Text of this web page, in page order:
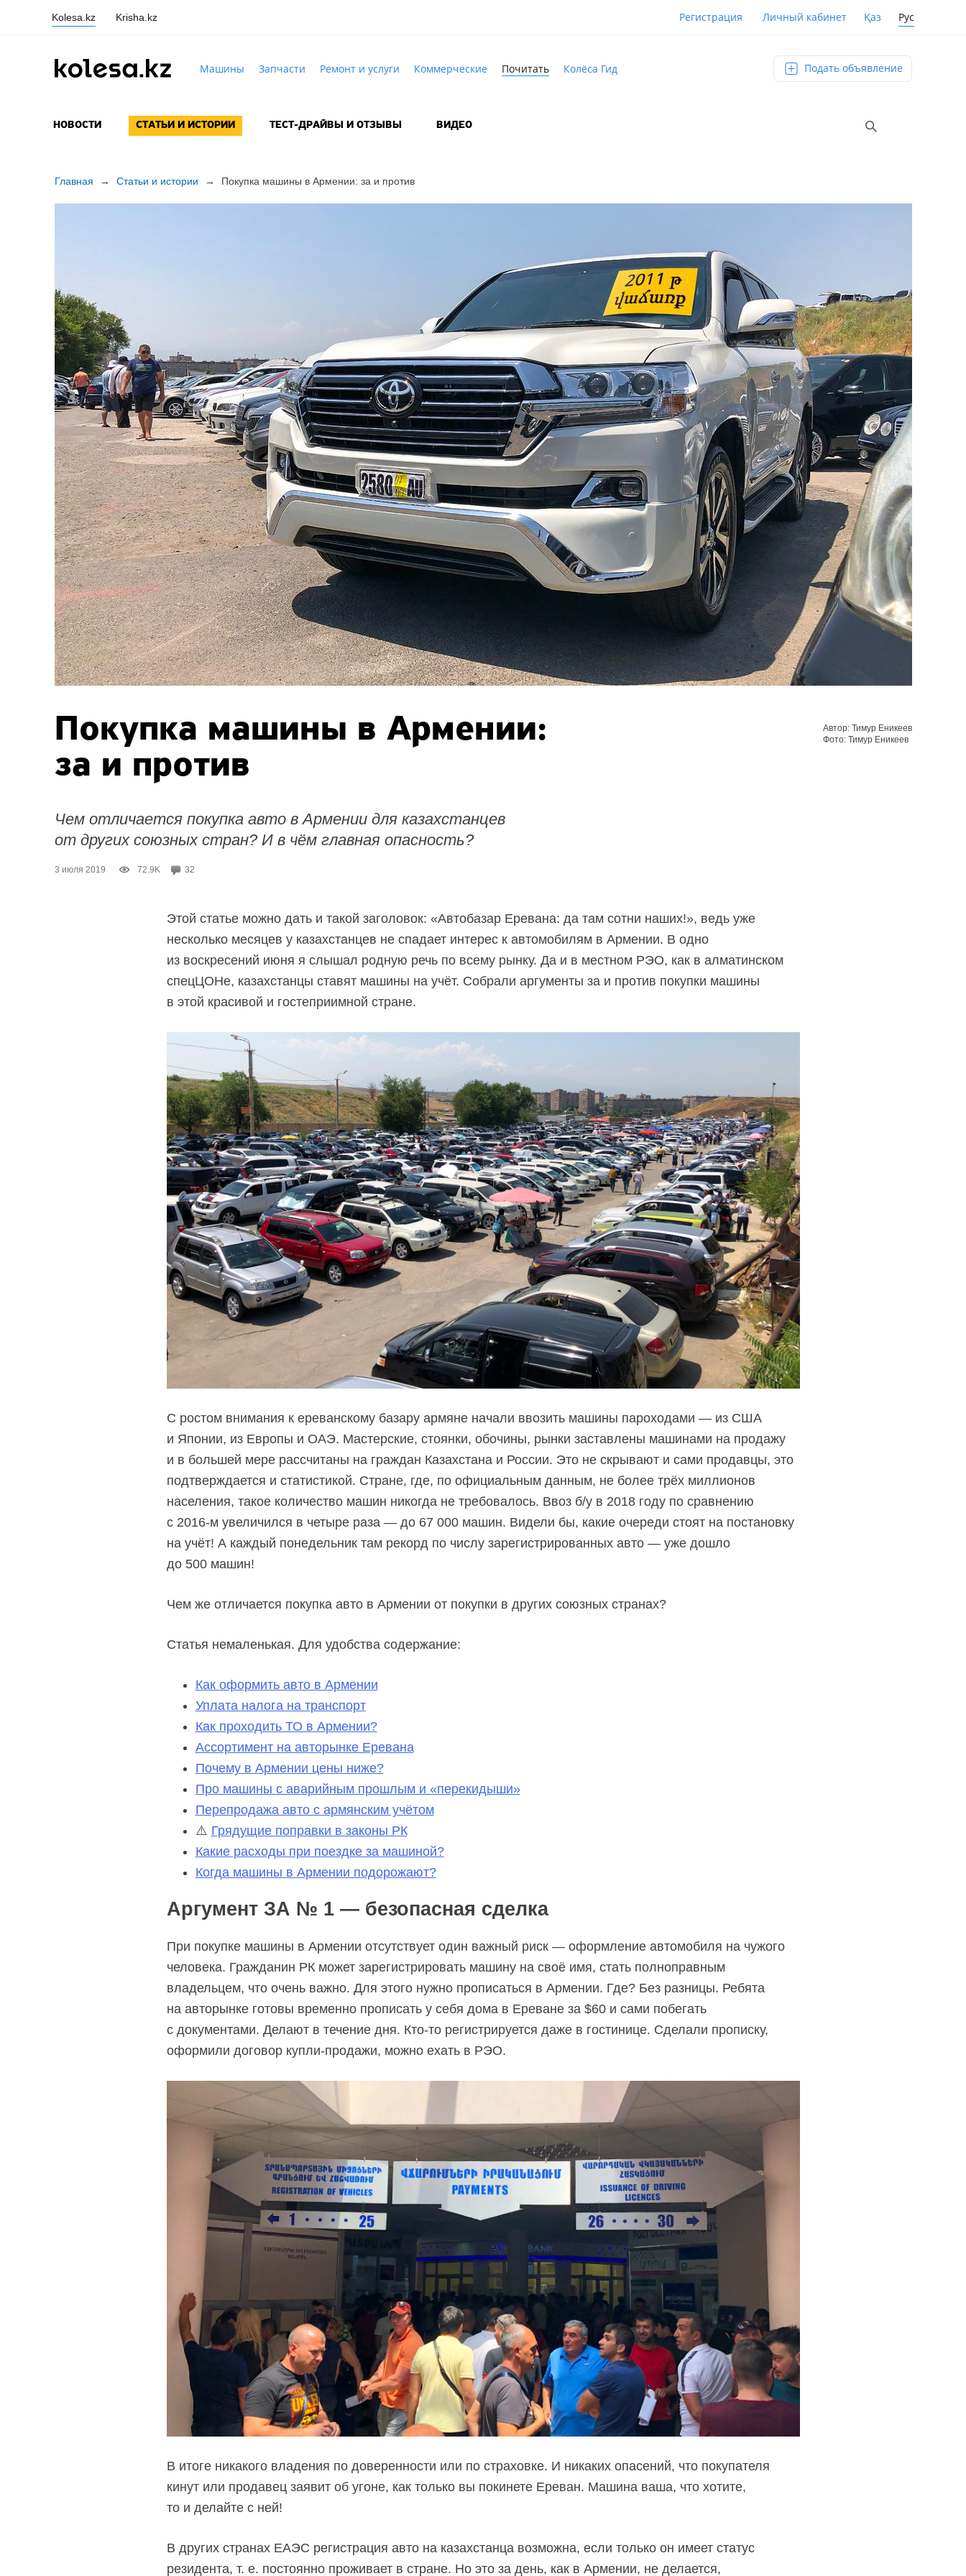
Kolesa.kz Krisha.kz Регистрация Личный кабинет Қаз Рус
Машины Запчасти Ремонт и услуги Коммерческие Почитать Колёса Гид Подать объявление
НОВОСТИ СТАТЬИ И ИСТОРИИ ТЕСТ-ДРАЙВЫ И ОТЗЫВЫ ВИДЕО
Главная → Статьи и истории → Покупка машины в Армении: за и против
Покупка машины в Армении:
за и против
Чем отличается покупка авто в Армении для казахстанцев
от других союзных стран? И в чём главная опасность?
3 июля 2019 72.9K 32
Автор: Тимур Еникеев
Фото: Тимур Еникеев
Этой статье можно дать и такой заголовок: «Автобазар Еревана: да там сотни наших!», ведь уже
несколько месяцев у казахстанцев не спадает интерес к автомобилям в Армении. В одно
из воскресений июня я слышал родную речь по всему рынку. Да и в местном РЭО, как в алматинском
спецЦОНе, казахстанцы ставят машины на учёт. Собрали аргументы за и против покупки машины
в этой красивой и гостеприимной стране.
С ростом внимания к ереванскому базару армяне начали ввозить машины пароходами — из США
и Японии, из Европы и ОАЭ. Мастерские, стоянки, обочины, рынки заставлены машинами на продажу
и в большей мере рассчитаны на граждан Казахстана и России. Это не скрывают и сами продавцы, это
подтверждается и статистикой. Стране, где, по официальным данным, не более трёх миллионов
населения, такое количество машин никогда не требовалось. Ввоз б/у в 2018 году по сравнению
с 2016-м увеличился в четыре раза — до 67 000 машин. Видели бы, какие очереди стоят на постановку
на учёт! А каждый понедельник там рекорд по числу зарегистрированных авто — уже дошло
до 500 машин!
Чем же отличается покупка авто в Армении от покупки в других союзных странах?
Статья немаленькая. Для удобства содержание:
Как оформить авто в Армении
Уплата налога на транспорт
Как проходить ТО в Армении?
Ассортимент на авторынке Еревана
Почему в Армении цены ниже?
Про машины с аварийным прошлым и «перекидыши»
Перепродажа авто с армянским учётом
⚠️ Грядущие поправки в законы РК
Какие расходы при поездке за машиной?
Когда машины в Армении подорожают?
Аргумент ЗА № 1 — безопасная сделка
При покупке машины в Армении отсутствует один важный риск — оформление автомобиля на чужого
человека. Гражданин РК может зарегистрировать машину на своё имя, стать полноправным
владельцем, что очень важно. Для этого нужно прописаться в Армении. Где? Без разницы. Ребята
на авторынке готовы временно прописать у себя дома в Ереване за $60 и сами побегать
с документами. Делают в течение дня. Кто-то регистрируется даже в гостинице. Сделали прописку,
оформили договор купли-продажи, можно ехать в РЭО.
В итоге никакого владения по доверенности или по страховке. И никаких опасений, что покупателя
кинут или продавец заявит об угоне, как только вы покинете Ереван. Машина ваша, что хотите,
то и делайте с ней!
В других странах ЕАЭС регистрация авто на казахстанца возможна, если только он имеет статус
резидента, т. е. постоянно проживает в стране. Но это за день, как в Армении, не делается,